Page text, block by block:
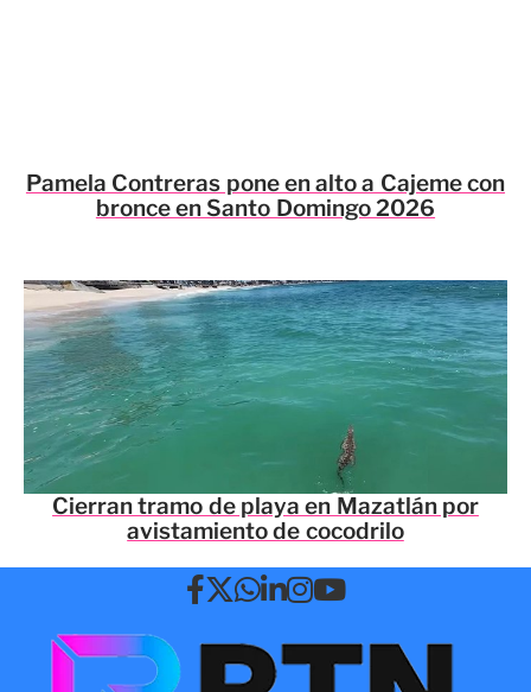
Pamela Contreras pone en alto a Cajeme con
bronce en Santo Domingo 2026
Cierran tramo de playa en Mazatlán por
avistamiento de cocodrilo